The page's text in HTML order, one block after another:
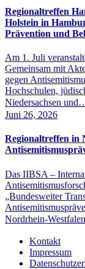
Regionaltreffen
Holstein in
Prävention und
Am 1. Juli
Gemeinsam mit
gegen
Hochschulen,
Niedersachsen
Juni 26, 2026
Regionaltreffen in
Das IIBSA –
„Bundesweiter
Nordrhein-
Kontakt
Impressum